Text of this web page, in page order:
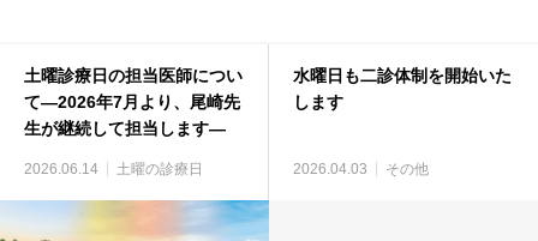
土曜診療日の担当医師につい
て―2026年7月より、尾崎先
生が継続して担当します―
2026.06.14 土曜の診療日
水曜日も二診体制を開始いた
します
2026.04.03 その他